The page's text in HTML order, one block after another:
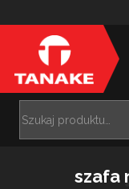
szafa